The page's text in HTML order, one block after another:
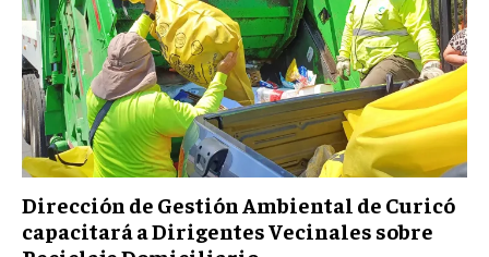
Dirección de Gestión Ambiental de Curicó
capacitará a Dirigentes Vecinales sobre